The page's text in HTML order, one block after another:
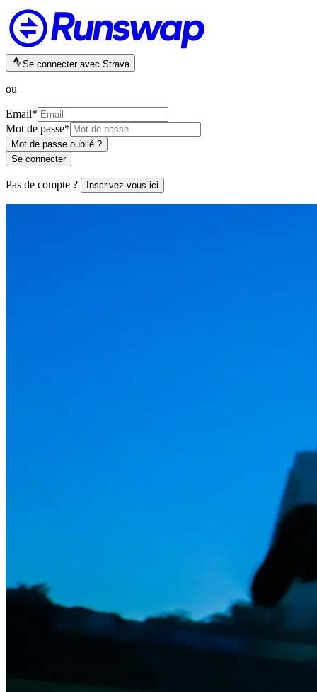
Se connecter avec Strava
ou
Email*
Mot de passe*
Mot de passe oublié ?
Se connecter
Pas de compte ? Inscrivez-vous ici